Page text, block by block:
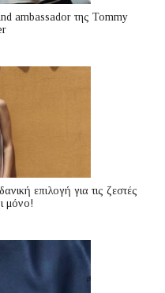
ambassador της Tommy
επιλογή για τις ζεστές
μόνο!